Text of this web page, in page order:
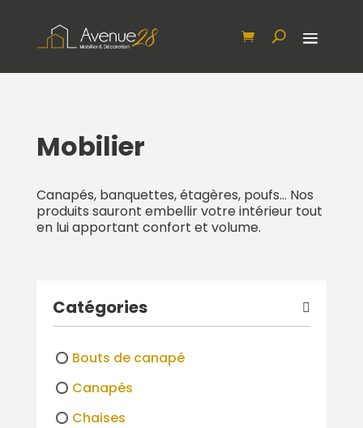
Mobilier
Canapés, banquettes, étagères, poufs… Nos
produits sauront embellir votre intérieur tout
en lui apportant confort et volume.
Catégories
Bouts de canapé
Canapés
Chaises